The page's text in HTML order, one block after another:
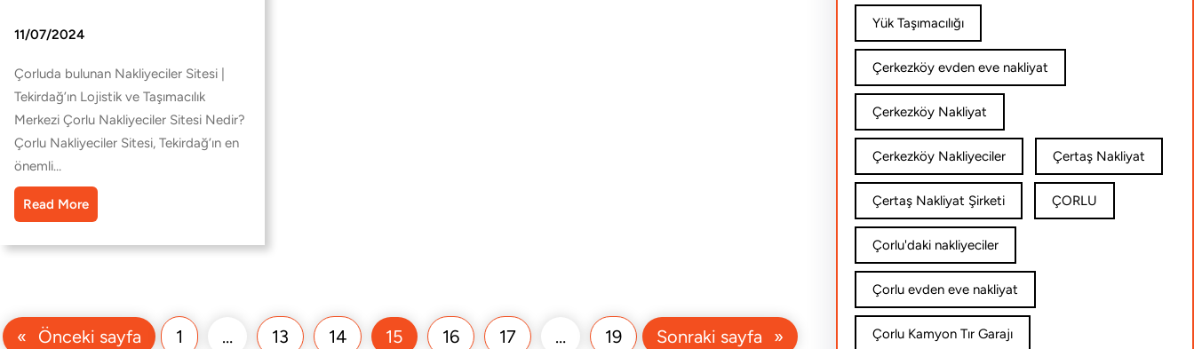
11/07/2024
Çorluda bulunan Nakliyeciler Sitesi |
Tekirdağ’ın Lojistik ve Taşımacılık
Merkezi Çorlu Nakliyeciler Sitesi Nedir?
Çorlu Nakliyeciler Sitesi, Tekirdağ’ın en
önemli…
Read More
« Önceki sayfa 1 … 13 14 15 16 17 … 19 Sonraki sayfa »
Yük Taşımacılığı
Çerkezköy evden eve nakliyat
Çerkezköy Nakliyat
Çerkezköy Nakliyeciler Çertaş Nakliyat
Çertaş Nakliyat Şirketi ÇORLU
Çorlu'daki nakliyeciler
Çorlu evden eve nakliyat
Çorlu Kamyon Tır Garajı